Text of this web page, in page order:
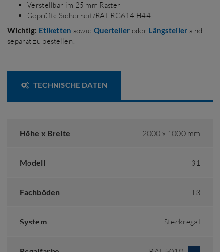
Verstellbar im 25 mm Raster
Geprüfte Sicherheit/RAL-RG614 H44
Wichtig: Etiketten sowie Querteiler oder Längsteiler sind
separat zu bestellen!
TECHNISCHE DATEN
Höhe x Breite 2000 x 1000 mm
Modell 31
Fachböden 13
System Steckregal